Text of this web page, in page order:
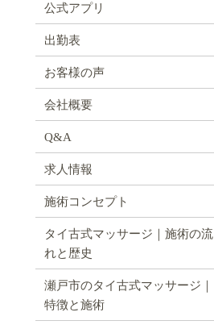
公式アプリ
出勤表
お客様の声
会社概要
Q&A
求人情報
施術コンセプト
タイ古式マッサージ｜施術の流
れと歴史
瀬戸市のタイ古式マッサージ｜
特徴と施術